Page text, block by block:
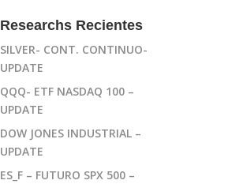
Researchs Recientes
SILVER- CONT. CONTINUO-
UPDATE
QQQ- ETF NASDAQ 100 –
UPDATE
DOW JONES INDUSTRIAL –
UPDATE
ES_F – FUTURO SPX 500 –